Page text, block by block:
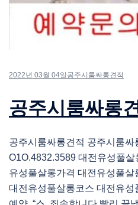
2022년 03월 04일 공주시룸싸롱견적
공주시룸싸롱
공주시룸싸롱견적 공주시룸싸
O1O.4832.3589 대전유성풀
유성풀살롱가격 대전유성풀
대전유성풀살롱코스 대전유